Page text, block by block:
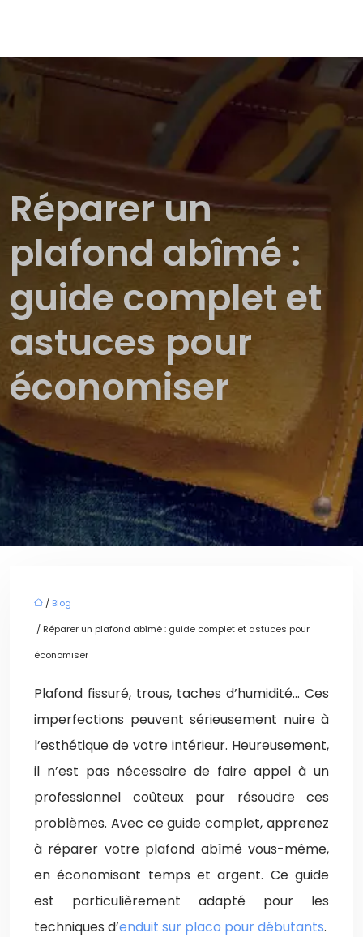
Réparer un
plafond abîmé :
guide complet et
astuces pour
économiser
/ Blog
/ Réparer un plafond abîmé : guide complet et astuces pour
économiser
Plafond fissuré, trous, taches d’humidité… Ces
imperfections peuvent sérieusement nuire à
l’esthétique de votre intérieur. Heureusement,
il n’est pas nécessaire de faire appel à un
professionnel coûteux pour résoudre ces
problèmes. Avec ce guide complet, apprenez
à réparer votre plafond abîmé vous-même,
en économisant temps et argent. Ce guide
est particulièrement adapté pour les
techniques d’enduit sur placo pour débutants.